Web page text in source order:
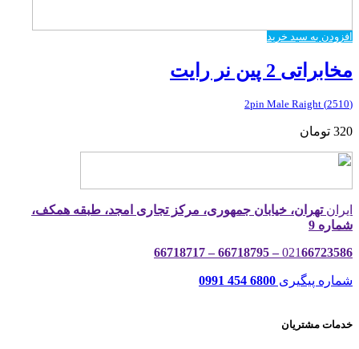
افزودن به سبد خرید
مخابراتی 2 پین نر رایت
(2510) 2pin Male Raight
320 تومان
ایرانتهران، خیابان جمهوری، مرکز تجاری امجد، طبقه همکف،
شماره 9
02166723586 – 66718795 – 66718717
شماره پیگیری 6800 454 0991
خدمات مشتریان